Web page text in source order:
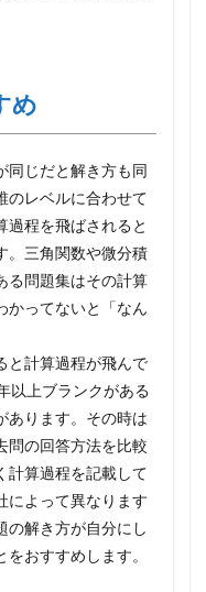
め
同じだと解き方も同
のレベルに合わせて
過程を飛ばされると
。三角関数や微分積
る問題集はその計算
かってないと「なん
と計算過程が飛んで
以上ブランクがある
あります。その時は
問の回答方法を比較
計算過程を記載して
によって異なります
の解き方が自分にし
おすすめします。